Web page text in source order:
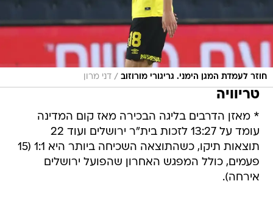
חוזר לעמדת המגן הימני. גריגורי מורוזוב / דני מרון
טריוויה
* מאזן הדרבים בליגה הבכירה מאז קום המדינה
עומד על 13:27 לזכות בית"ר ירושלים ועוד 22
תוצאות תיקו, כשהתוצאה השכיחה ביותר היא 1:1 (15
פעמים, כולל המפגש האחרון שהפועל ירושלים
אירחה).